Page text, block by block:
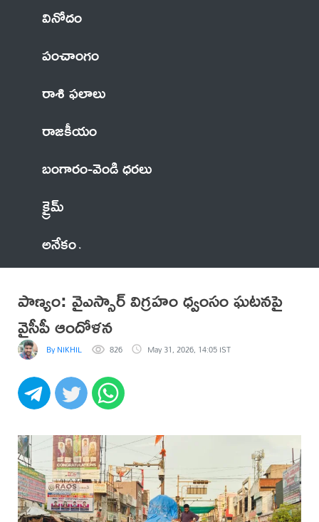
వినోదం
పంచాంగం
రాశి ఫలాలు
రాజకీయం
బంగారం-వెండి ధరలు
క్రైమ్
అనేకం
పాణ్యం: వైఎస్సార్ విగ్రహం ధ్వంసం ఘటనపై
వైసీపీ ఆందోళన
By NIKHIL 826 May 31, 2026, 14:05 IST